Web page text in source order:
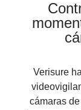
Verisure
cámaras